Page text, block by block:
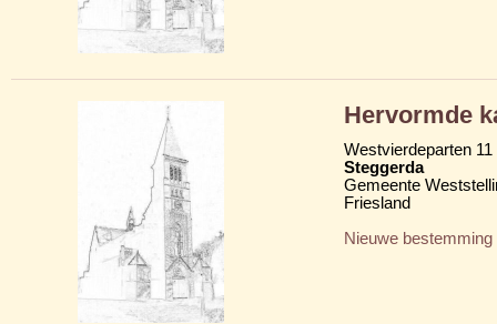
Hervormde
Westvierdeparten 11
Steggerda
Gemeente
Friesland
Nieuwe bestemming